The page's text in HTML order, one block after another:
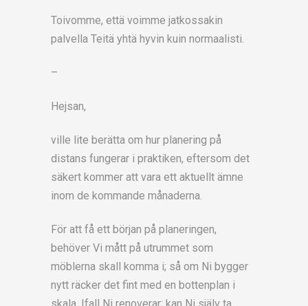
Toivomme, että voimme jatkossakin
palvella Teitä yhtä hyvin kuin normaalisti.
–
Hejsan,
ville lite berätta om hur planering på
distans fungerar i praktiken, eftersom det
säkert kommer att vara ett aktuellt ämne
inom de kommande månaderna.
För att få ett början på planeringen,
behöver Vi mått på utrummet som
möblerna skall komma i; så om Ni bygger
nytt räcker det fint med en bottenplan i